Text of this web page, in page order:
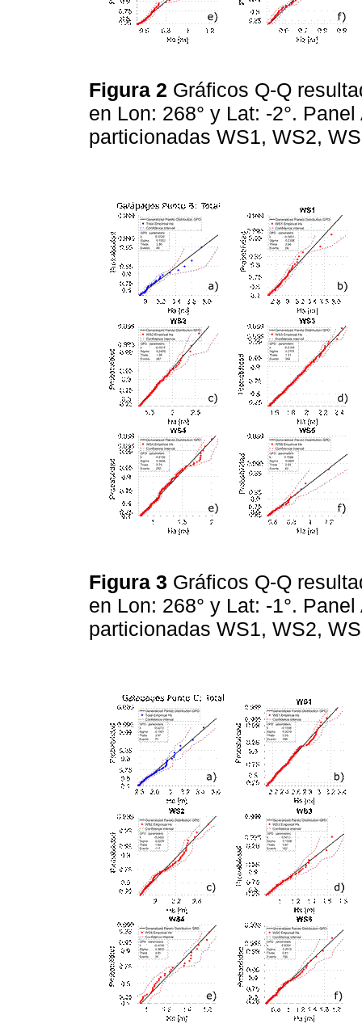
Figura 2 Gráficos Q-Q
en Lon: 268° y Lat: -2°.
particionadas WS1, WS2,
Figura 3 Gráficos Q-Q
en Lon: 268° y Lat: -1°.
particionadas WS1, WS2,